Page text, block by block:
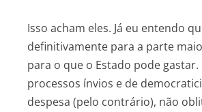
Isso acham eles. Já eu entendo
definitivamente para a parte
para o que o Estado pode
processos ínvios e de
despesa (pelo contrário), não